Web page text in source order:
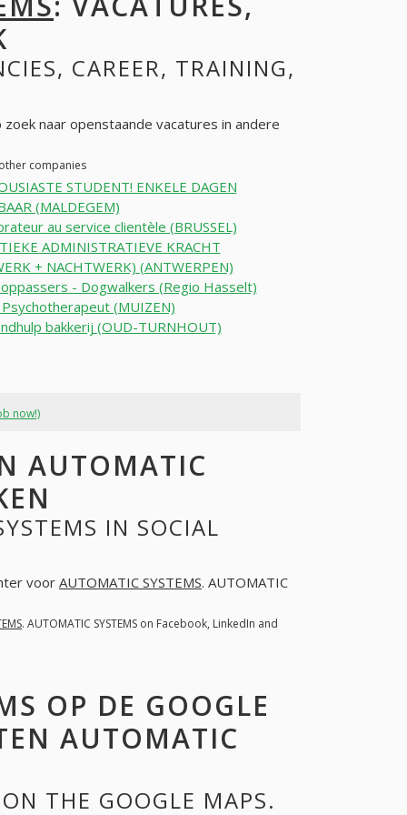
CAREER, TRAINING,
zoek naar openstaande vacatures in andere
companies
STUDENT! ENKELE DAGEN
(MALDEGEM)
au service clientèle (BRUSSEL)
ADMINISTRATIEVE KRACHT
+ NACHTWERK) (ANTWERPEN)
- Dogwalkers (Regio Hasselt)
Psychotherapeut (MUIZEN)
bakkerij (OUD-TURNHOUT)
now!)
AUTOMATIC
IN SOCIAL
voor AUTOMATIC SYSTEMS. AUTOMATIC
. AUTOMATIC SYSTEMS on Facebook, LinkedIn and
OP DE GOOGLE
AUTOMATIC
THE GOOGLE MAPS.